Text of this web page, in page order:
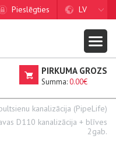
Pieslēgties LV
PIRKUMA GROZS
Summa:0.00€
kanalizācija (PipeLife)
D110 kanalizācija + blīves
2gab.